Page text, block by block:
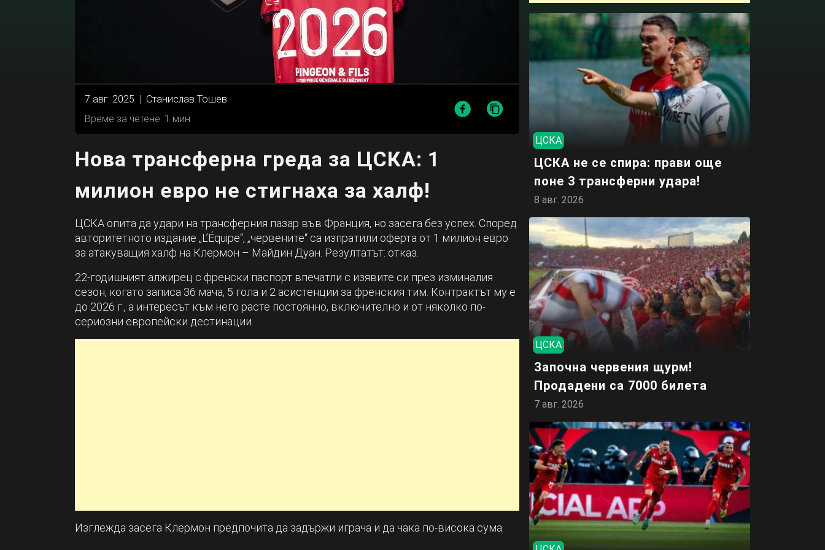
7 авг. 2025
Станислав Тошев
Време за четене: 1 мин
Нова трансферна греда за ЦСКА: 1
милион евро не стигнаха за халф!
ЦСКА опита да удари на трансферния пазар във Франция, но засега без успех. Според
авторитетното издание „L’Équipe“, „червените“ са изпратили оферта от 1 милион евро
за атакуващия халф на Клермон – Майдин Дуан. Резултатът: отказ.
22-годишният алжирец с френски паспорт впечатли с изявите си през изминалия
сезон, когато записа 36 мача, 5 гола и 2 асистенции за френския тим. Контрактът му е
до 2026 г., а интересът към него расте постоянно, включително и от няколко по-
сериозни европейски дестинации.
Изглежда засега Клермон предпочита да задържи играча и да чака по-висока сума.
ЦСКА
ЦСКА не се спира: прави още
поне 3 трансферни удара!
8 авг. 2026
ЦСКА
Започна червения щурм!
Продадени са 7000 билета
7 авг. 2026